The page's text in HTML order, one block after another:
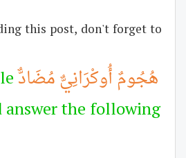
this post, don't forget to
هُجُومٌ أُوكْرَانِيٌّ مُضَادٌّ
answer the following